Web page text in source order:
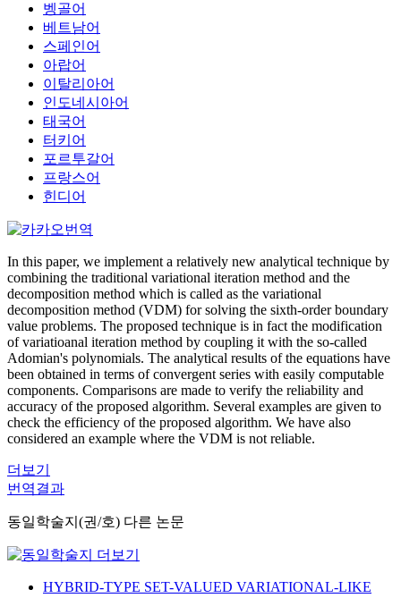
벵골어
베트남어
스페인어
아랍어
이탈리아어
인도네시아어
태국어
터키어
포르투갈어
프랑스어
힌디어
In this paper, we implement a relatively new analytical technique by
combining the traditional variational iteration method and the
decomposition method which is called as the variational
decomposition method (VDM) for solving the sixth-order boundary
value problems. The proposed technique is in fact the modification
of variatioanal iteration method by coupling it with the so-called
Adomian's polynomials. The analytical results of the equations have
been obtained in terms of convergent series with easily computable
components. Comparisons are made to verify the reliability and
accuracy of the proposed algorithm. Several examples are given to
check the efficiency of the proposed algorithm. We have also
considered an example where the VDM is not reliable.
더보기
번역결과
동일학술지(권/호) 다른 논문
HYBRID-TYPE SET-VALUED VARIATIONAL-LIKE